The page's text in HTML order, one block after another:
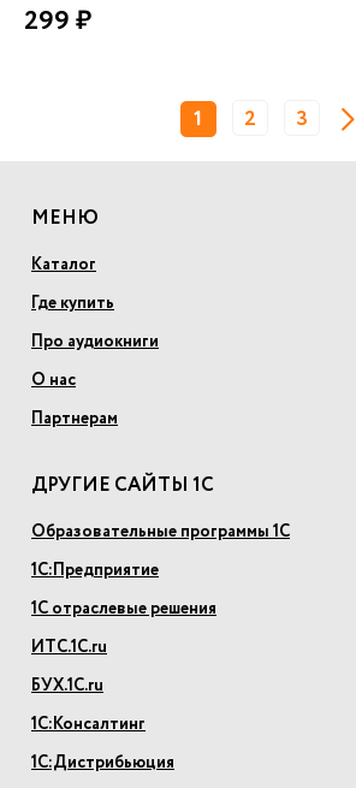
299 ₽
1 2 3
МЕНЮ
Каталог
Где купить
Про аудиокниги
О нас
Партнерам
ДРУГИЕ САЙТЫ 1С
Образовательные программы 1С
1С:Предприятие
1С отраслевые решения
ИТС.1С.ru
БУХ.1С.ru
1С:Консалтинг
1С:Дистрибьюция